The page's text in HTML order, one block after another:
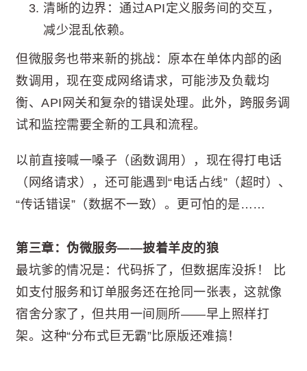
清晰的边界：通过API定义服务间的交互，
减少混乱依赖。
但微服务也带来新的挑战：原本在单体内部的函
数调用，现在变成网络请求，可能涉及负载均
衡、API网关和复杂的错误处理。此外，跨服务调
试和监控需要全新的工具和流程。
以前直接喊一嗓子（函数调用），现在得打电话
（网络请求），还可能遇到“电话占线”（超时）、
“传话错误”（数据不一致）。更可怕的是……
第三章：伪微服务——披着羊皮的狼
最坑爹的情况是：代码拆了，但数据库没拆！ 比
如支付服务和订单服务还在抢同一张表，这就像
宿舍分家了，但共用一间厕所——早上照样打
架。这种“分布式巨无霸”比原版还难搞！